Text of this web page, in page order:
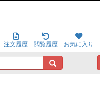
注文履歴 閲覧履歴 お気に入り